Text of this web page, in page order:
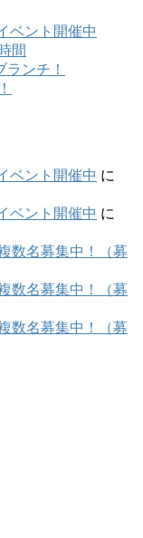
ベント開催中
間
ンチ！
ベント開催中 に
ベント開催中 に
数名募集中！（募
数名募集中！（募
数名募集中！（募